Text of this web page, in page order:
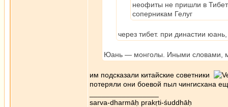
неофиты не пришли в
соперникам Гелуг
через тибет. при династии
Юань — монголы. Иными словами,
им подсказали китайские советники
потеряли они боевой пыл чингисхана
sarva-dharmāḥ prakṛti-śuddhāḥ